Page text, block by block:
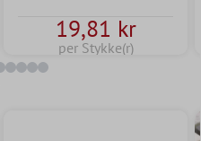
19,81 kr
per Stykke(r)